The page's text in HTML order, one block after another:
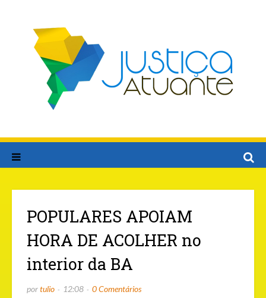
POPULARES APOIAM
HORA DE ACOLHER no
interior da BA
portulio 12:08 0 Comentários